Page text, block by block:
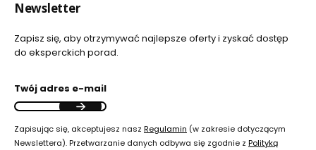
Newsletter
Zapisz się, aby otrzymywać najlepsze oferty i zyskać dostęp
do eksperckich porad.
Twój adres e-mail
Zapisując się, akceptujesz nasz Regulamin (w zakresie dotyczącym
Newslettera). Przetwarzanie danych odbywa się zgodnie z Polityką